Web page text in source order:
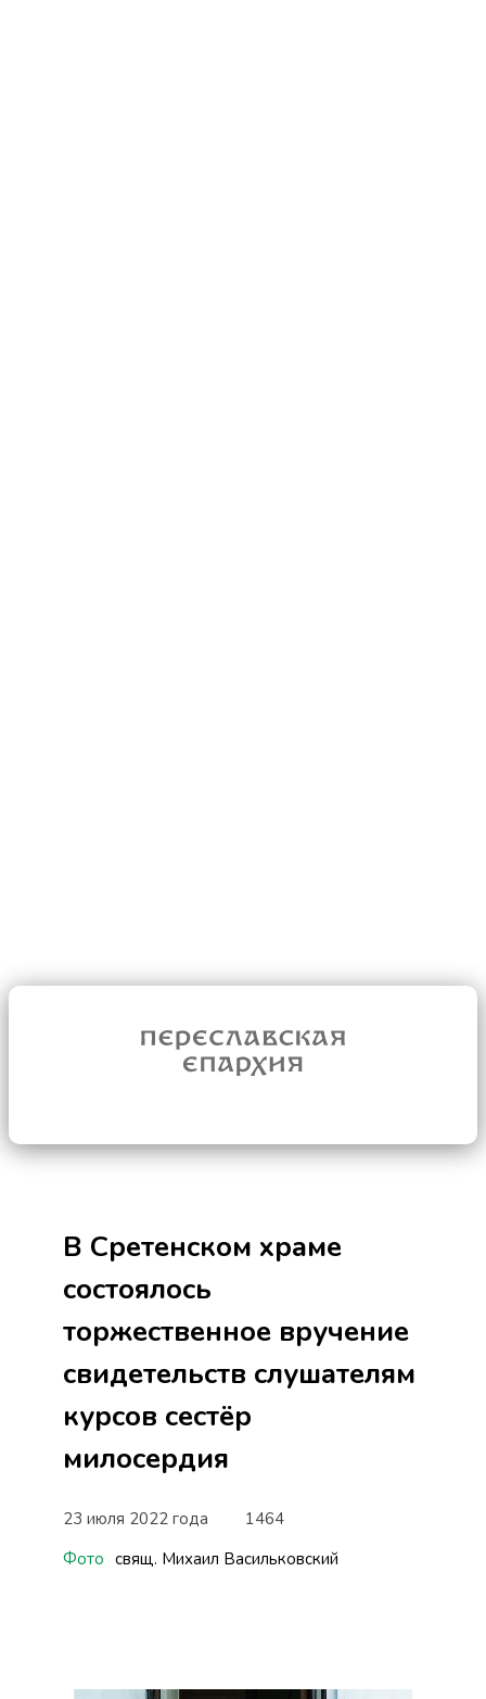
В Сретенском храме
состоялось
торжественное вручение
свидетельств слушателям
курсов сестёр
милосердия
23 июля 2022 года
1464
Фото свящ. Михаил Васильковский